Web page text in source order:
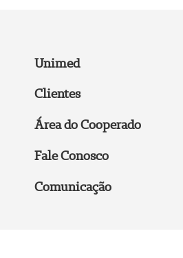
Unimed
Clientes
Área do Cooperado
Fale Conosco
Comunicação